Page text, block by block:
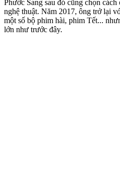
Phước Sang sau đó cũng chọn
nghệ thuật. Năm 2017, ông trở lại
một số bộ phim hài, phim Tết...
lớn như trước đây.